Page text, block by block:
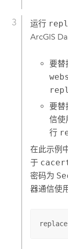
运行
ArcGIS
要替
要替
信使
行
在此示例
于
密码为
器通信使